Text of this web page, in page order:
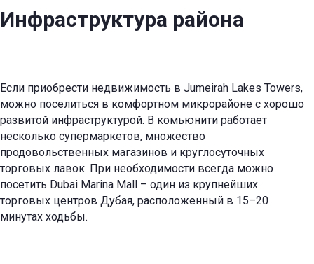
Инфраструктура района
Если приобрести недвижимость в Jumeirah Lakes Towers,
можно поселиться в комфортном микрорайоне с хорошо
развитой инфраструктурой. В комьюнити работает
несколько супермаркетов, множество
продовольственных магазинов и круглосуточных
торговых лавок. При необходимости всегда можно
посетить Dubai Marina Mall – один из крупнейших
торговых центров Дубая, расположенный в 15–20
минутах ходьбы.